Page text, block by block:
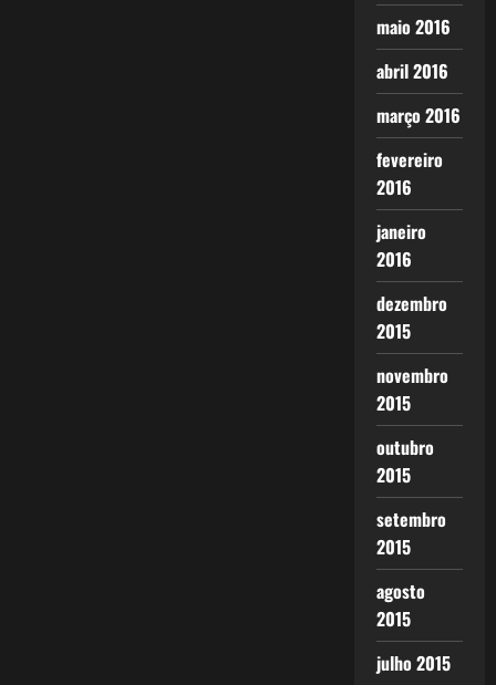
maio 2016
abril 2016
março 2016
fevereiro
2016
janeiro
2016
dezembro
2015
novembro
2015
outubro
2015
setembro
2015
agosto
2015
julho 2015